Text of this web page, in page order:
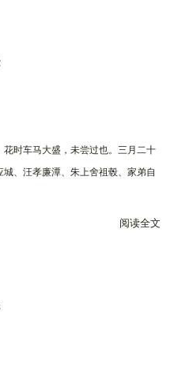
时车马大盛，未尝过也。三月二十
、汪孝廉潭、朱上舍祖毂、家弟自
阅读全文